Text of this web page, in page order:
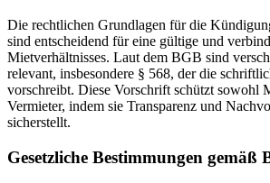
Die rechtlichen Grundlagen für die
sind entscheidend für eine gültige und
Mietverhältnisses. Laut dem BGB sind
relevant, insbesondere § 568, der die
vorschreibt. Diese Vorschrift schützt sowohl
Vermieter, indem sie Transparenz und
sicherstellt.
Gesetzliche Bestimmungen gemäß